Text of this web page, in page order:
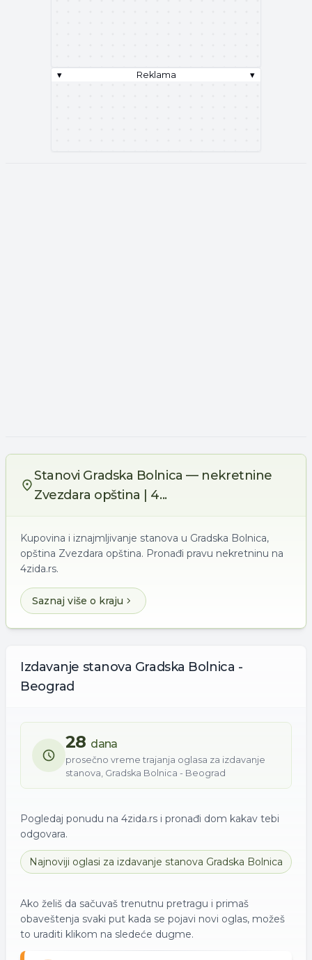
▾ Reklama ▾
Stanovi Gradska Bolnica — nekretnine
Zvezdara opština | 4...
Kupovina i iznajmljivanje stanova u Gradska Bolnica,
opština Zvezdara opština. Pronađi pravu nekretninu na
4zida.rs.
Saznaj više o kraju
Izdavanje stanova Gradska Bolnica -
Beograd
28 dana
prosečno vreme trajanja oglasa za izdavanje
stanova, Gradska Bolnica - Beograd
Pogledaj ponudu na 4zida.rs i pronađi dom kakav tebi
odgovara.
Najnoviji oglasi za izdavanje stanova Gradska Bolnica
Ako želiš da sačuvaš trenutnu pretragu i primaš
obaveštenja svaki put kada se pojavi novi oglas, možeš
to uraditi klikom na sledeće dugme.